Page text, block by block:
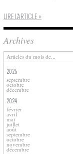
LIRE L'ARTICLE »
Archives
Articles du mois de...
2025
septembre
octobre
décembre
2024
février
avril
mai
juillet
août
septembre
octobre
novembre
décembre